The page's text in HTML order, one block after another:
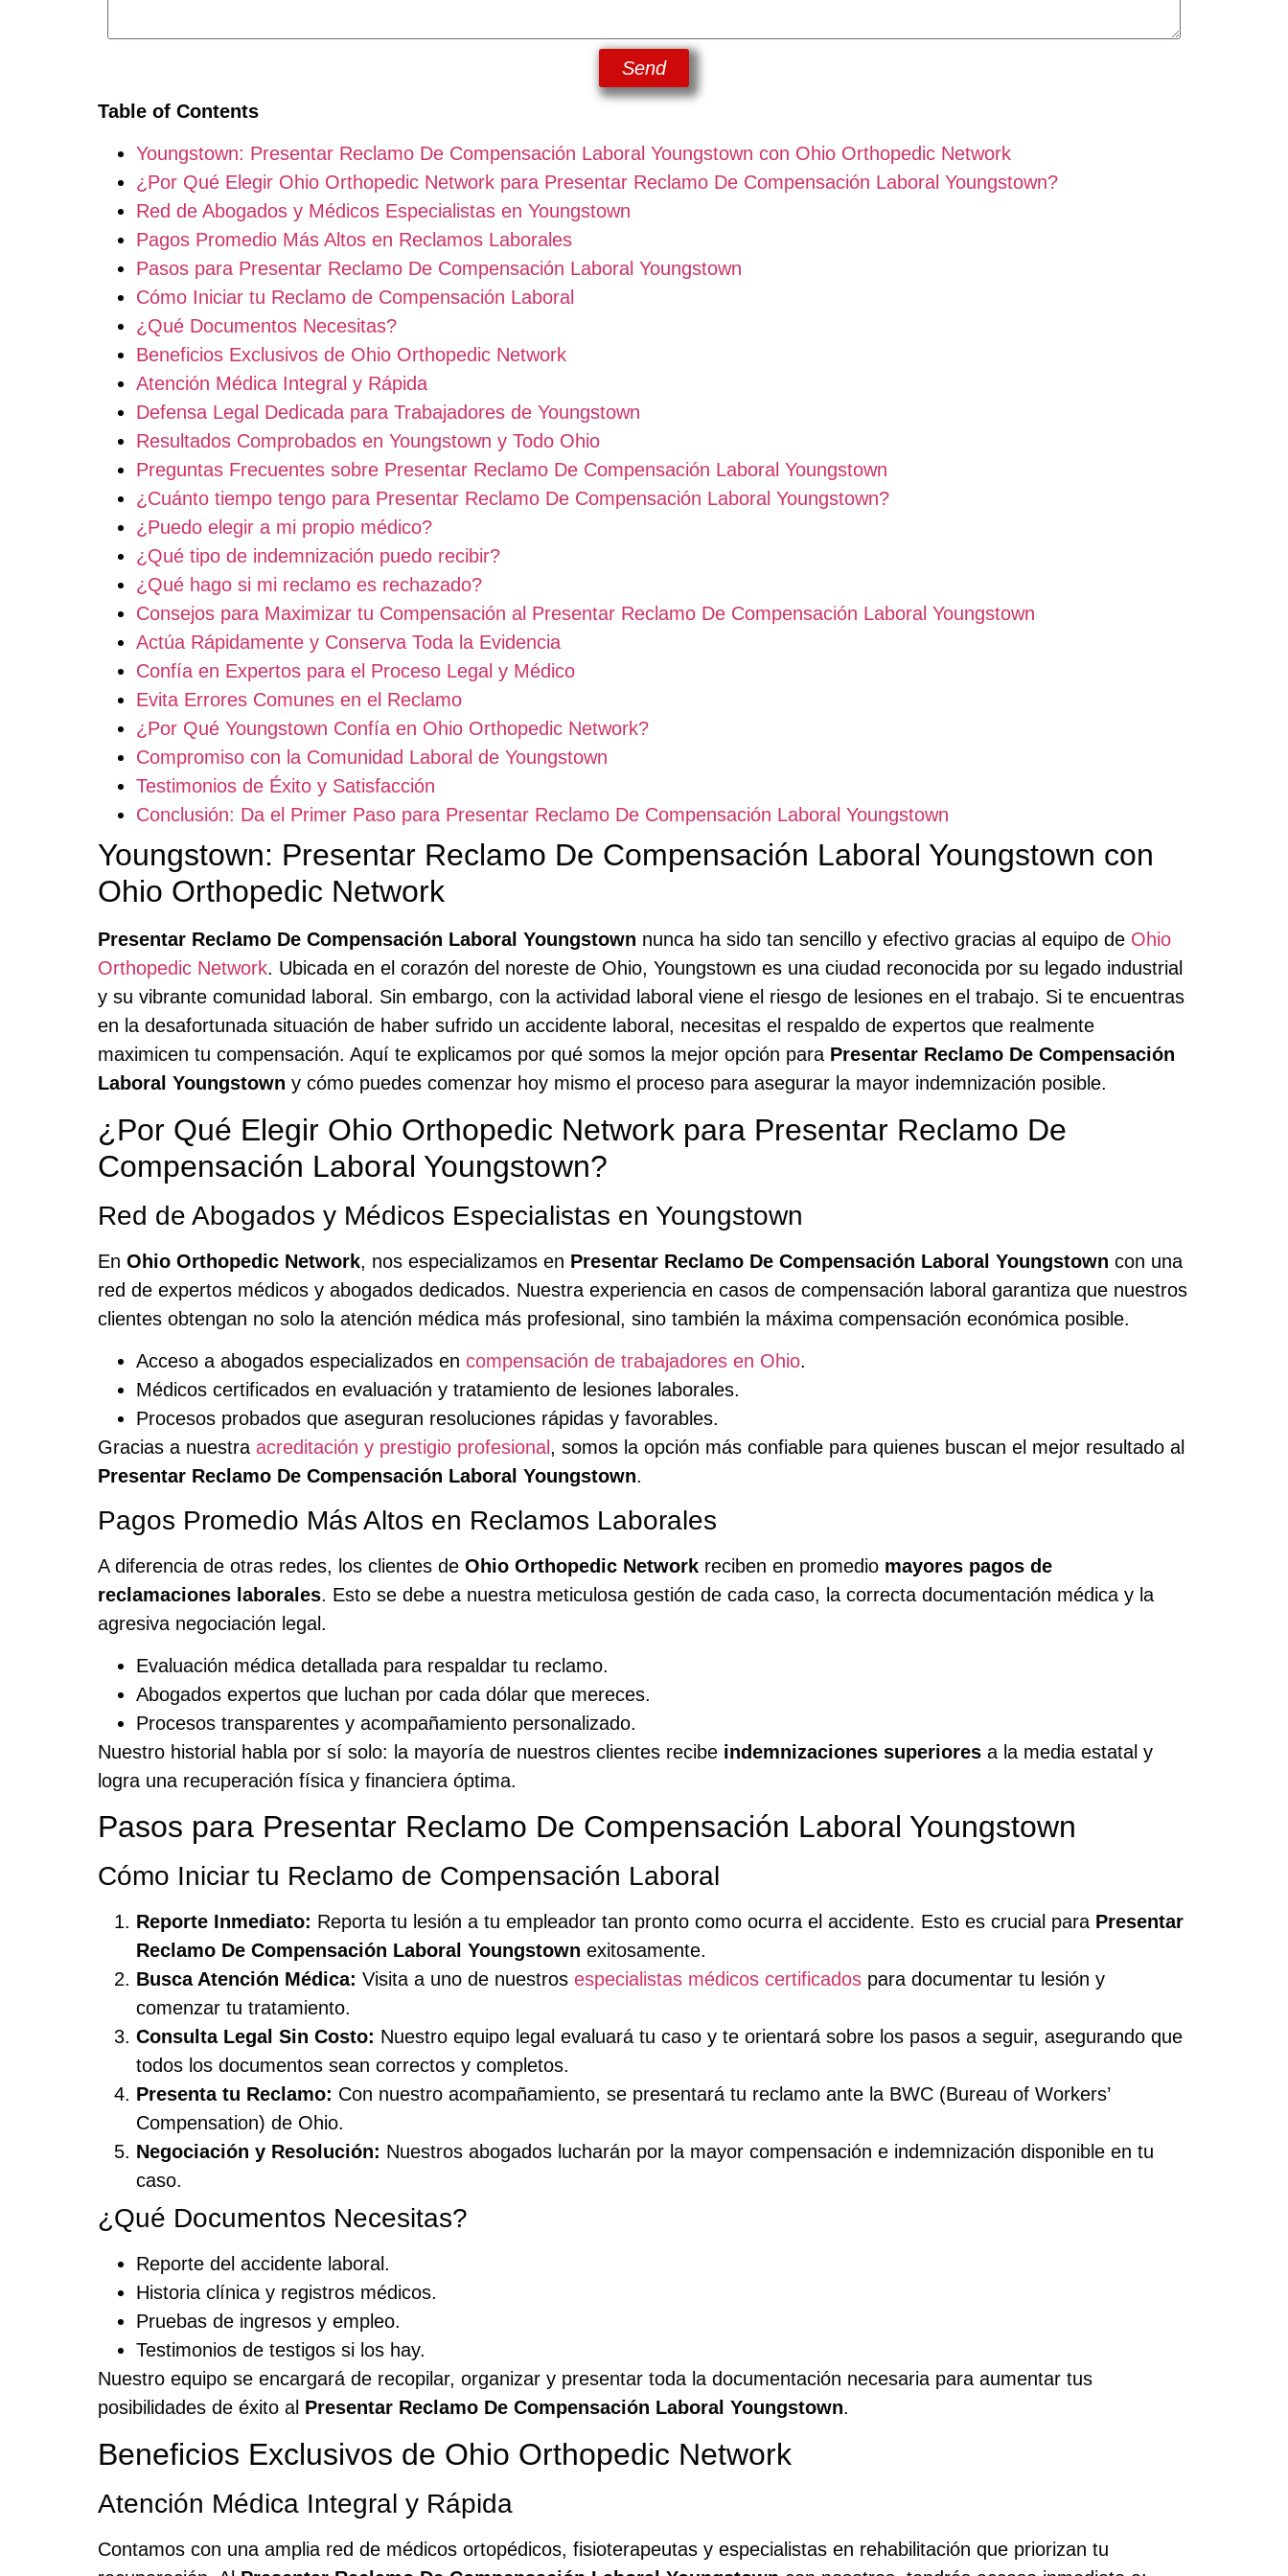
Send
Table of Contents
Youngstown: Presentar Reclamo De Compensación Laboral Youngstown con Ohio Orthopedic Network
¿Por Qué Elegir Ohio Orthopedic Network para Presentar Reclamo De Compensación Laboral Youngstown?
Red de Abogados y Médicos Especialistas en Youngstown
Pagos Promedio Más Altos en Reclamos Laborales
Pasos para Presentar Reclamo De Compensación Laboral Youngstown
Cómo Iniciar tu Reclamo de Compensación Laboral
¿Qué Documentos Necesitas?
Beneficios Exclusivos de Ohio Orthopedic Network
Atención Médica Integral y Rápida
Defensa Legal Dedicada para Trabajadores de Youngstown
Resultados Comprobados en Youngstown y Todo Ohio
Preguntas Frecuentes sobre Presentar Reclamo De Compensación Laboral Youngstown
¿Cuánto tiempo tengo para Presentar Reclamo De Compensación Laboral Youngstown?
¿Puedo elegir a mi propio médico?
¿Qué tipo de indemnización puedo recibir?
¿Qué hago si mi reclamo es rechazado?
Consejos para Maximizar tu Compensación al Presentar Reclamo De Compensación Laboral Youngstown
Actúa Rápidamente y Conserva Toda la Evidencia
Confía en Expertos para el Proceso Legal y Médico
Evita Errores Comunes en el Reclamo
¿Por Qué Youngstown Confía en Ohio Orthopedic Network?
Compromiso con la Comunidad Laboral de Youngstown
Testimonios de Éxito y Satisfacción
Conclusión: Da el Primer Paso para Presentar Reclamo De Compensación Laboral Youngstown
Youngstown: Presentar Reclamo De Compensación Laboral Youngstown con
Ohio Orthopedic Network
Presentar Reclamo De Compensación Laboral Youngstown nunca ha sido tan sencillo y efectivo gracias al equipo de Ohio
Orthopedic Network. Ubicada en el corazón del noreste de Ohio, Youngstown es una ciudad reconocida por su legado industrial
y su vibrante comunidad laboral. Sin embargo, con la actividad laboral viene el riesgo de lesiones en el trabajo. Si te encuentras
en la desafortunada situación de haber sufrido un accidente laboral, necesitas el respaldo de expertos que realmente
maximicen tu compensación. Aquí te explicamos por qué somos la mejor opción para Presentar Reclamo De Compensación
Laboral Youngstown y cómo puedes comenzar hoy mismo el proceso para asegurar la mayor indemnización posible.
¿Por Qué Elegir Ohio Orthopedic Network para Presentar Reclamo De
Compensación Laboral Youngstown?
Red de Abogados y Médicos Especialistas en Youngstown
En Ohio Orthopedic Network, nos especializamos en Presentar Reclamo De Compensación Laboral Youngstown con una
red de expertos médicos y abogados dedicados. Nuestra experiencia en casos de compensación laboral garantiza que nuestros
clientes obtengan no solo la atención médica más profesional, sino también la máxima compensación económica posible.
Acceso a abogados especializados en compensación de trabajadores en Ohio.
Médicos certificados en evaluación y tratamiento de lesiones laborales.
Procesos probados que aseguran resoluciones rápidas y favorables.
Gracias a nuestra acreditación y prestigio profesional , somos la opción más confiable para quienes buscan el mejor resultado al
Presentar Reclamo De Compensación Laboral Youngstown.
Pagos Promedio Más Altos en Reclamos Laborales
A diferencia de otras redes, los clientes de Ohio Orthopedic Network reciben en promedio mayores pagos de
reclamaciones laborales. Esto se debe a nuestra meticulosa gestión de cada caso, la correcta documentación médica y la
agresiva negociación legal.
Evaluación médica detallada para respaldar tu reclamo.
Abogados expertos que luchan por cada dólar que mereces.
Procesos transparentes y acompañamiento personalizado.
Nuestro historial habla por sí solo: la mayoría de nuestros clientes recibe indemnizaciones superiores a la media estatal y
logra una recuperación física y financiera óptima.
Pasos para Presentar Reclamo De Compensación Laboral Youngstown
Cómo Iniciar tu Reclamo de Compensación Laboral
Reporte Inmediato: Reporta tu lesión a tu empleador tan pronto como ocurra el accidente. Esto es crucial para Presentar
Reclamo De Compensación Laboral Youngstown exitosamente.
Busca Atención Médica: Visita a uno de nuestros especialistas médicos certificados para documentar tu lesión y
comenzar tu tratamiento.
Consulta Legal Sin Costo: Nuestro equipo legal evaluará tu caso y te orientará sobre los pasos a seguir, asegurando que
todos los documentos sean correctos y completos.
Presenta tu Reclamo: Con nuestro acompañamiento, se presentará tu reclamo ante la BWC (Bureau of Workers’
Compensation) de Ohio.
Negociación y Resolución: Nuestros abogados lucharán por la mayor compensación e indemnización disponible en tu
caso.
¿Qué Documentos Necesitas?
Reporte del accidente laboral.
Historia clínica y registros médicos.
Pruebas de ingresos y empleo.
Testimonios de testigos si los hay.
Nuestro equipo se encargará de recopilar, organizar y presentar toda la documentación necesaria para aumentar tus
posibilidades de éxito al Presentar Reclamo De Compensación Laboral Youngstown.
Beneficios Exclusivos de Ohio Orthopedic Network
Atención Médica Integral y Rápida
Contamos con una amplia red de médicos ortopédicos, fisioterapeutas y especialistas en rehabilitación que priorizan tu